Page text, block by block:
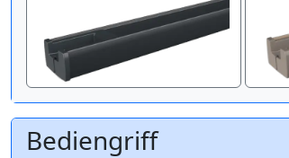
Bediengriff